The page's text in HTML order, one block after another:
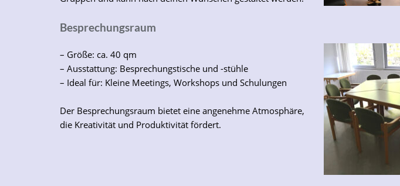
Besprechungsraum
– Größe: ca. 40 qm
– Ausstattung: Besprechungstische und -stühle
– Ideal für: Kleine Meetings, Workshops und Schulungen
Der Besprechungsraum bietet eine angenehme Atmosphäre,
die Kreativität und Produktivität fördert.